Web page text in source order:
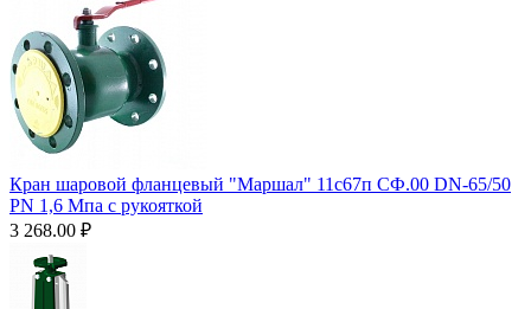
Кран шаровой фланцевый "Маршал" 11с67п СФ.00 DN-65/50
PN 1,6 Мпа с рукояткой
3 268.00 ₽